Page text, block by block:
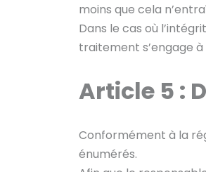
moins que cela
Dans le cas où
traitement s’engage
Article 5 :
Conformément à la
énumérés.